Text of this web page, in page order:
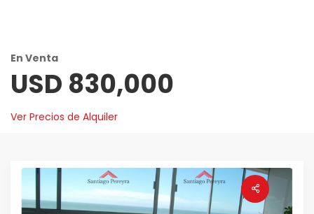
En Venta
USD 830,000
Ver Precios de Alquiler